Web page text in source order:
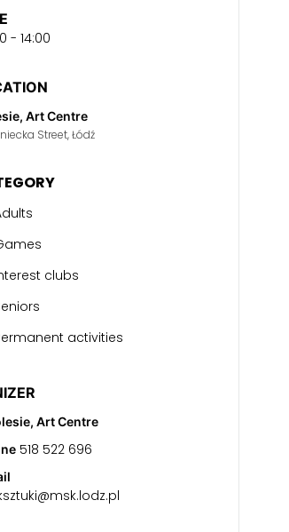
- 14:00
Art Centre
Street, Łódź
clubs
activities
Art Centre
518 522 696